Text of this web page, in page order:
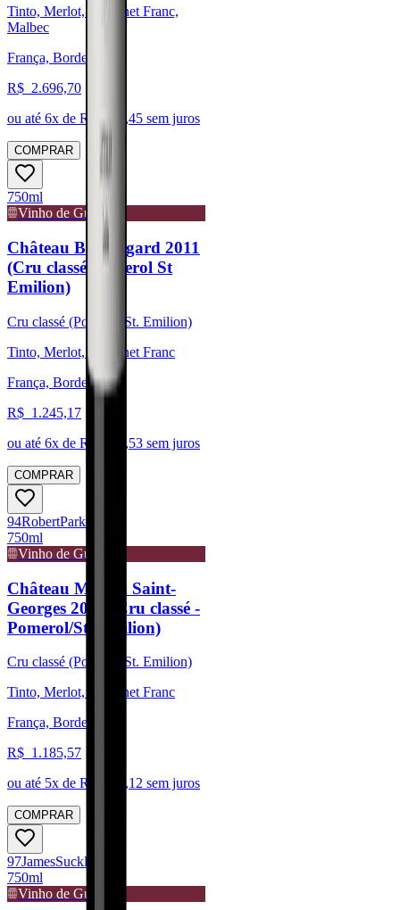
Tinto, Merlot, Cabernet Franc,
Malbec
França, Bordeaux
R$ 2.696,70
ou até 6x de R$ 449,45 sem juros
COMPRAR
750ml
Vinho de Guarda
Château Beauregard 2011
(Cru classé Pomerol St
Emilion)
Cru classé (Pomerol/St. Emilion)
Tinto, Merlot, Cabernet Franc
França, Bordeaux
R$ 1.245,17
ou até 6x de R$ 207,53 sem juros
COMPRAR
94RobertParker
750ml
Vinho de Guarda
Château Moulin Saint-
Georges 2019 (Cru classé -
Pomerol/St. Emilion)
Cru classé (Pomerol/St. Emilion)
Tinto, Merlot, Cabernet Franc
França, Bordeaux
R$ 1.185,57
ou até 5x de R$ 237,12 sem juros
COMPRAR
97JamesSuckling
750ml
Vinho de Guarda